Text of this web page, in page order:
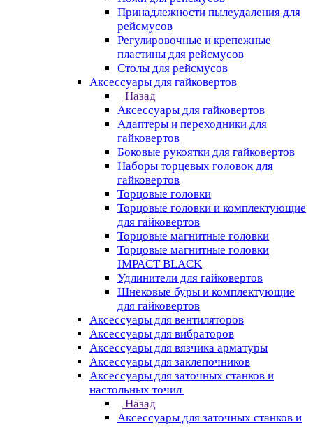
Принадлежности пылеудаления для
рейсмусов
Регулировочные и крепежные
пластины для рейсмусов
Столы для рейсмусов
Аксессуары для гайковертов
Назад
Аксессуары для гайковертов
Адаптеры и переходники для
гайковертов
Боковые рукоятки для гайковертов
Наборы торцевых головок для
гайковертов
Торцовые головки
Торцовые головки и комплектующие
для гайковертов
Торцовые магнитные головки
Торцовые магнитные головки
IMPACT BLACK
Удлинители для гайковертов
Шнековые буры и комплектующие
для гайковертов
Аксессуары для вентиляторов
Аксессуары для вибраторов
Аксессуары для вязчика арматуры
Аксессуары для заклепочников
Аксессуары для заточных станков и
настольных точил
Назад
Аксессуары для заточных станков и